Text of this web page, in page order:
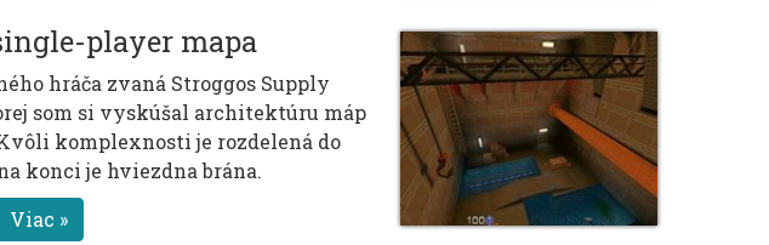
player mapa
hráča zvaná Stroggos Supply
som si vyskúšal architektúru máp
komplexnosti je rozdelená do
konci je hviezdna brána.
Viac »